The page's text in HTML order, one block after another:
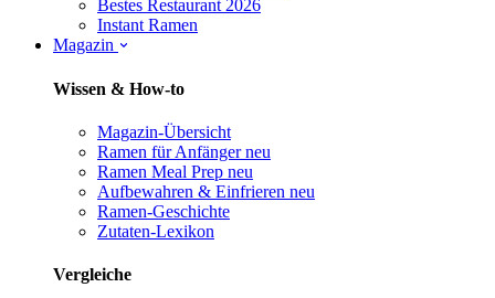
Bestes Restaurant 2026
Instant Ramen
Magazin
Wissen & How-to
Magazin-Übersicht
Ramen für Anfänger neu
Ramen Meal Prep neu
Aufbewahren & Einfrieren neu
Ramen-Geschichte
Zutaten-Lexikon
Vergleiche